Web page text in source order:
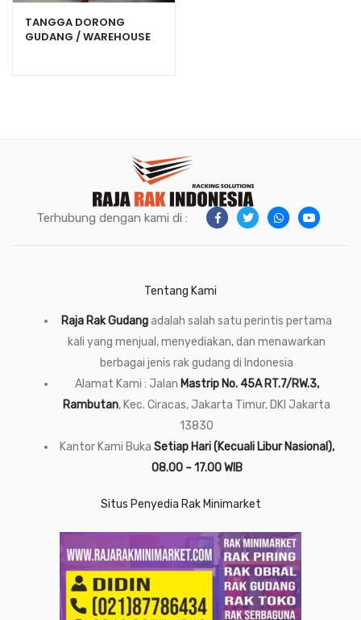
TANGGA DORONG
GUDANG / WAREHOUSE
Terhubung dengan kami di :
Tentang Kami
Raja Rak Gudangadalah salah satu perintis pertama
kali yang menjual, menyediakan, dan menawarkan
berbagai jenis rak gudang di Indonesia
Alamat Kami : Jalan Mastrip No. 45A RT.7/RW.3,
Rambutan, Kec. Ciracas, Jakarta Timur, DKI Jakarta
13830
Kantor Kami Buka Setiap Hari (Kecuali Libur Nasional),
08.00 – 17.00 WIB
Situs Penyedia Rak Minimarket